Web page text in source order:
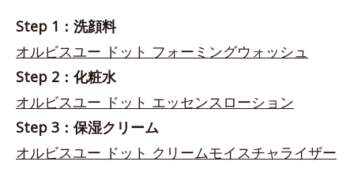
Step 1：洗顔料
オルビスユー ドット フォーミングウォッシュ
Step 2：化粧水
オルビスユー ドット エッセンスローション
Step 3：保湿クリーム
オルビスユー ドット クリームモイスチャライザー